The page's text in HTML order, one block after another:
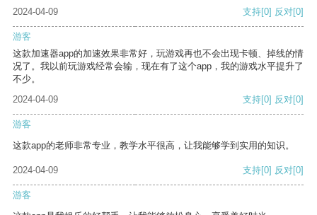
2024-04-09 支持[0] 反对[0]
游客
这款加速器app的加速效果非常好，玩游戏再也不会出现卡顿、掉线的情
况了。我以前玩游戏经常会输，现在有了这个app，我的游戏水平提升了
不少。
2024-04-09
支持[0] 反对[0]
游客
这款app的老师非常专业，教学水平很高，让我能够学到实用的知识。
2024-04-09 支持[0] 反对[0]
游客